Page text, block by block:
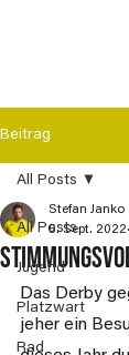
Beitrag
All Posts
Jugend
Platzwart
Rad
All Posts
Stefan Janko
5. Sept. 2022
Das Derby
jeher ein